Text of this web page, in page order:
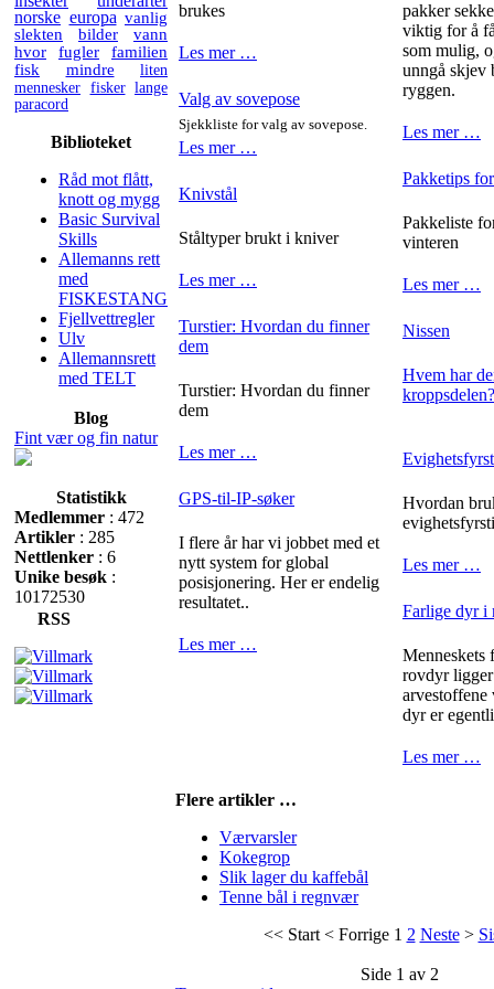
norske europa vanlig
slekten
bilder
vann
hvor
fugler
familien
fisk
mindre
liten
mennesker fisker lange
paracord
Biblioteket
Råd mot flått,
knott og mygg
Basic Survival
Skills
Allemanns rett
med
FISKESTANG
Fjellvettregler
Ulv
Allemannsrett
med TELT
Blog
Fint vær og fin natur
Statistikk
Medlemmer : 472
Artikler : 285
Nettlenker : 6
Unike besøk :
10172530
RSS
brukes
Les mer …
Valg av sovepose
Sjekkliste for valg av sovepose.
Les mer …
Knivstål
Ståltyper brukt i kniver
Les mer …
Turstier: Hvordan du finner
dem
Turstier: Hvordan du finner
dem
Les mer …
GPS-til-IP-søker
I flere år har vi jobbet med et
nytt system for global
posisjonering. Her er endelig
resultatet..
Les mer …
pakker
viktig for å
som mulig,
unngå skjev
ryggen.
Les mer …
Pakketips
Pakkeliste
vinteren
Les mer …
Nissen
Hvem har
kroppsdelen?
Hvordan
Les mer …
Farlige dyr i
Menneskets
rovdyr
arvestoffene
dyr er
Les mer …
Flere artikler …
Værvarsler
Kokegrop
Slik lager du kaffebål
Tenne bål i regnvær
<< Start< Forrige 1 2 Neste>
Side 1 av 2